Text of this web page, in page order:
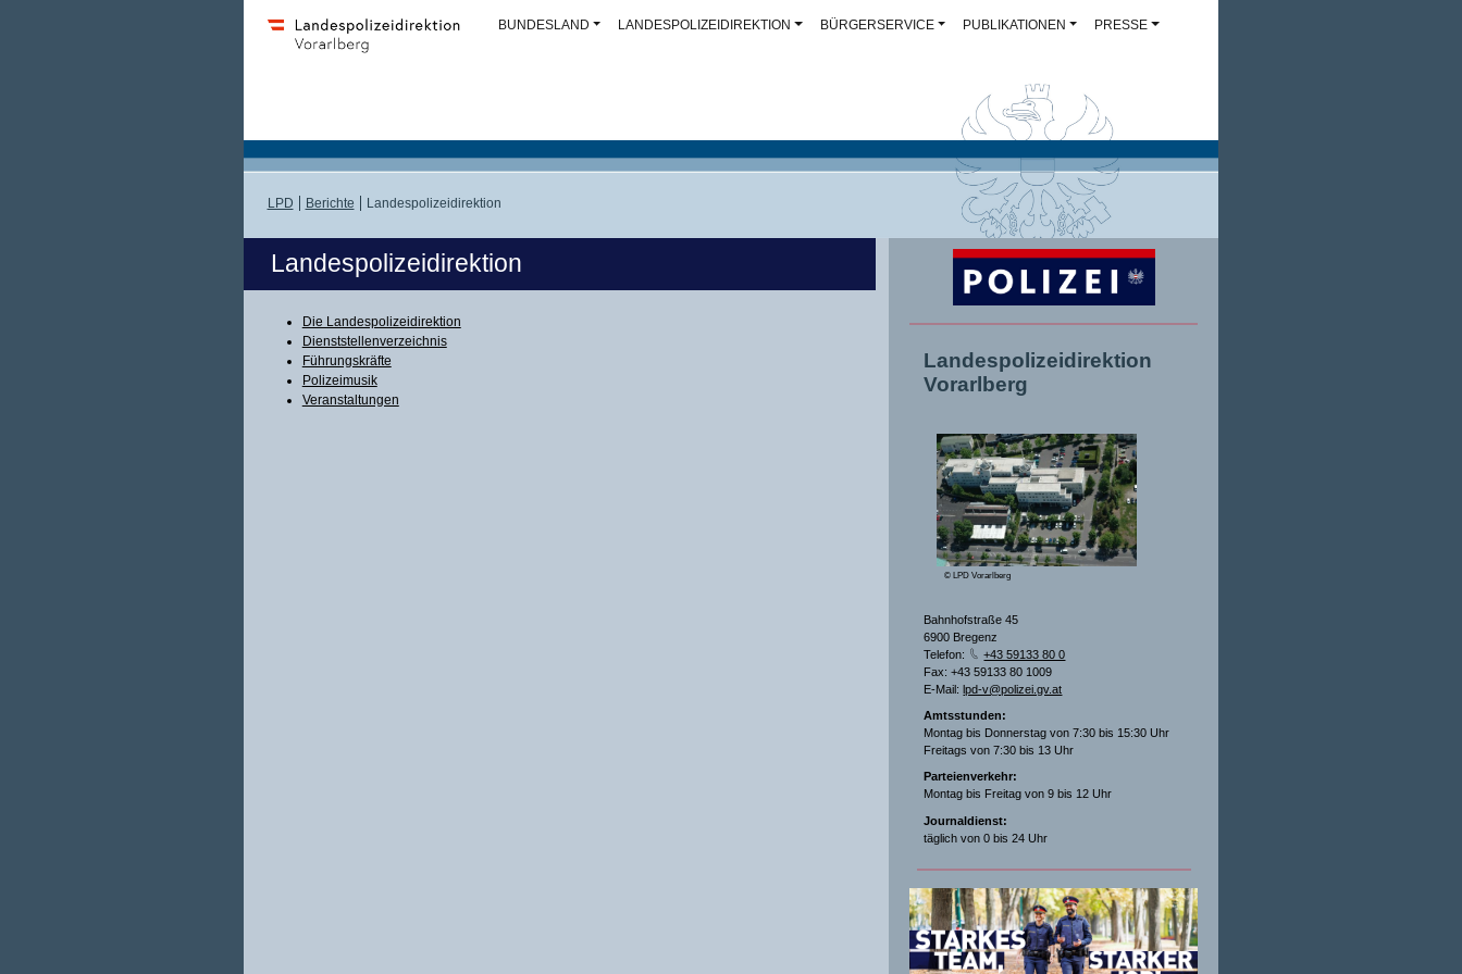
BUNDESLAND LANDESPOLIZEIDIREKTION BÜRGERSERVICE PUBLIKATIONEN PRESSE
LPD Berichte Landespolizeidirektion
Landespolizeidirektion
Die Landespolizeidirektion
Dienststellenverzeichnis
Führungskräfte
Polizeimusik
Veranstaltungen
Landespolizeidirektion
Vorarlberg
© LPD Vorarlberg
Bahnhofstraße 45
6900 Bregenz
Telefon:
+43 59133 80 0
Fax: +43 59133 80 1009
E-Mail: lpd-v@polizei.gv.at
Amtsstunden:
Montag bis Donnerstag von 7:30 bis 15:30 Uhr
Freitags von 7:30 bis 13 Uhr
Parteienverkehr:
Montag bis Freitag von 9 bis 12 Uhr
Journaldienst:
täglich von 0 bis 24 Uhr